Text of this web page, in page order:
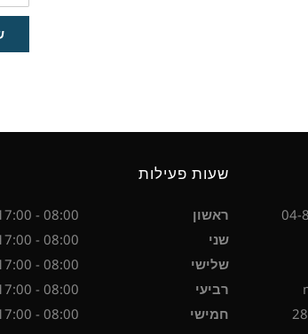
שעות פעילות
ראשון
08:00 - 17:00
שני
08:00 - 17:00
שלישי
08:00 - 17:00
רביעי
08:00 - 17:00
חמישי
08:00 - 17:00